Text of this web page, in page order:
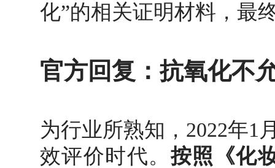
化”的相关证明材料，最
官方回复：抗氧化不
为行业所熟知，2022年1
效评价时代。按照《化